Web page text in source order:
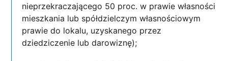
nieprzekraczającego 50 proc. w prawie własności
mieszkania lub spółdzielczym własnościowym
prawie do lokalu, uzyskanego przez
dziedziczenie lub darowiznę);